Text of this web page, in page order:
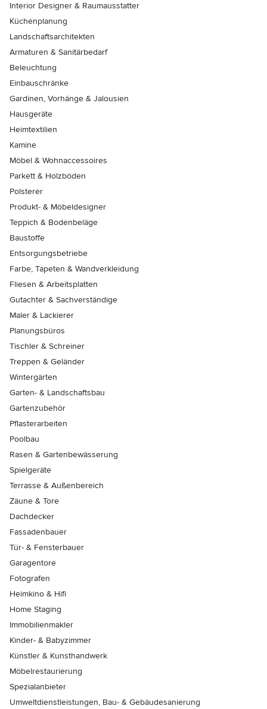
Interior Designer & Raumausstatter
Küchenplanung
Landschaftsarchitekten
Armaturen & Sanitärbedarf
Beleuchtung
Einbauschränke
Gardinen, Vorhänge & Jalousien
Hausgeräte
Heimtextilien
Kamine
Möbel & Wohnaccessoires
Parkett & Holzböden
Polsterer
Produkt- & Möbeldesigner
Teppich & Bodenbeläge
Baustoffe
Entsorgungsbetriebe
Farbe, Tapeten & Wandverkleidung
Fliesen & Arbeitsplatten
Gutachter & Sachverständige
Maler & Lackierer
Planungsbüros
Tischler & Schreiner
Treppen & Geländer
Wintergärten
Garten- & Landschaftsbau
Gartenzubehör
Pflasterarbeiten
Poolbau
Rasen & Gartenbewässerung
Spielgeräte
Terrasse & Außenbereich
Zäune & Tore
Dachdecker
Fassadenbauer
Tür- & Fensterbauer
Garagentore
Fotografen
Heimkino & Hifi
Home Staging
Immobilienmakler
Kinder- & Babyzimmer
Künstler & Kunsthandwerk
Möbelrestaurierung
Spezialanbieter
Umweltdienstleistungen, Bau- & Gebäudesanierung